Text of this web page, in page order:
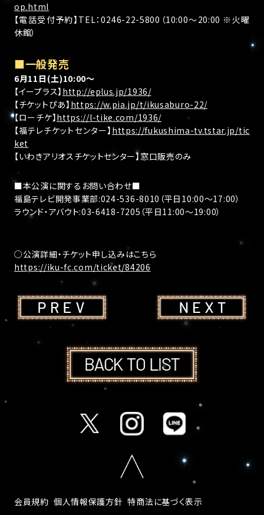
op.html
【電話受付予約】TEL：0246-22-5800（10:00〜20:00 ※火曜
休館）
■一般発売
6月11日(土)10:00～
【イープラス】 http://eplus.jp/1936/
【チケットぴあ】 https://w.pia.jp/t/ikusaburo-22/
【ローチケ】https://l-tike.com/1936/
【福テレチケットセンター】 https://fukushima-tv.tstar.jp/tic
ket
【いわきアリオスチケットセンター】窓口販売のみ
■本公演に関するお問い合わせ■
福島テレビ開発事業部:024-536-8010（平日10:00～17:00）
ラウンド・アバウト:03-6418-7205（平日11:00～19:00）
○公演詳細・チケット申し込みはこちら
https://iku-fc.com/ticket/84206
会員規約 個人情報保護方針 特商法に基づく表示